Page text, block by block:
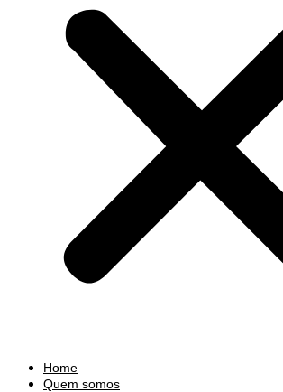
Home
Quem somos